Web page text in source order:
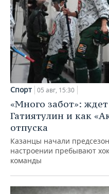
Спорт 05 авг, 15:30
«Много забот»:
Гатиятулин и как
отпуска
Казанцы начали
настроении пребывают
команды